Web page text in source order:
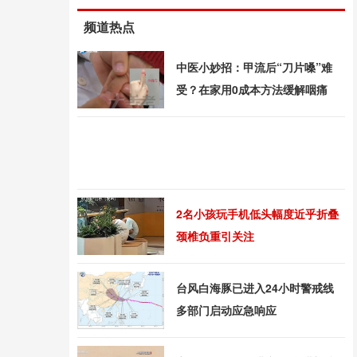
频道热点
中医小妙招：甲流后“刀片嗓”难
受？在家用0成本方法缓解咽痛
2名小孩玩手机低头幅度近乎折叠
颈椎负重引关注
台风白海豚已进入24小时警戒线
多部门启动应急响应